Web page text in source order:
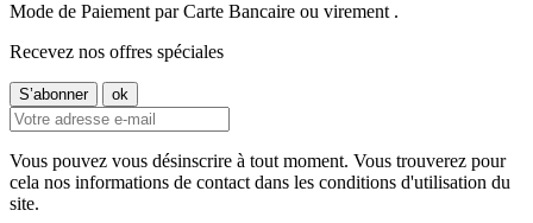
Mode de Paiement par Carte Bancaire ou virement .
Recevez nos offres spéciales
Vous pouvez vous désinscrire à tout moment. Vous trouverez pour
cela nos informations de contact dans les conditions d'utilisation du
site.